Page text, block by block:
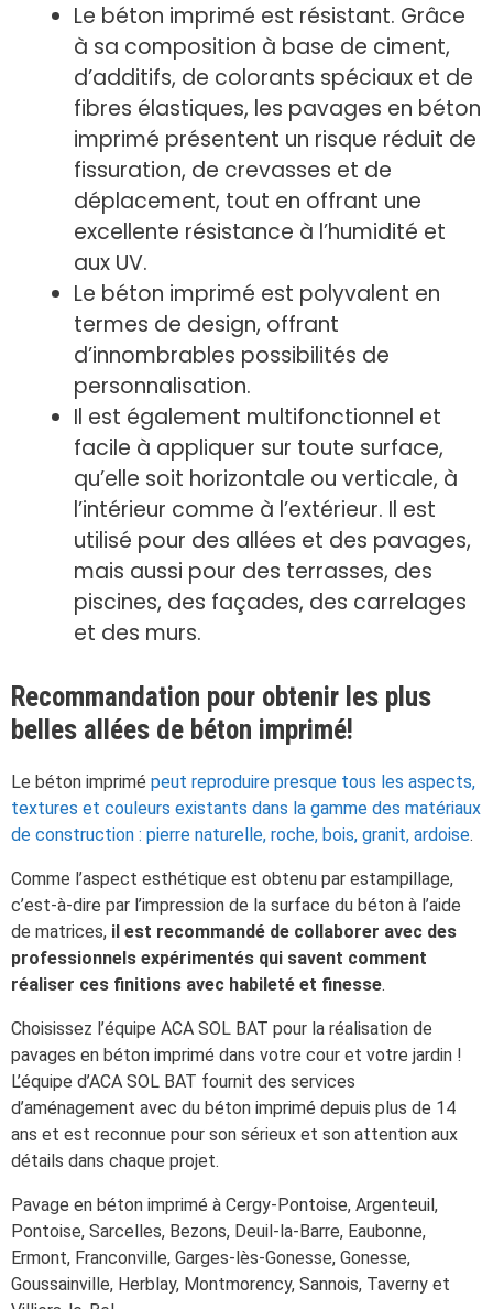
Le béton imprimé est résistant. Grâce
à sa composition à base de ciment,
d’additifs, de colorants spéciaux et de
fibres élastiques, les pavages en béton
imprimé présentent un risque réduit de
fissuration, de crevasses et de
déplacement, tout en offrant une
excellente résistance à l’humidité et
aux UV.
Le béton imprimé est polyvalent en
termes de design, offrant
d’innombrables possibilités de
personnalisation.
Il est également multifonctionnel et
facile à appliquer sur toute surface,
qu’elle soit horizontale ou verticale, à
l’intérieur comme à l’extérieur. Il est
utilisé pour des allées et des pavages,
mais aussi pour des terrasses, des
piscines, des façades, des carrelages
et des murs.
Recommandation pour obtenir les plus
belles allées de béton imprimé!
Le béton imprimé peut reproduire presque tous les aspects,
textures et couleurs existants dans la gamme des matériaux
de construction : pierre naturelle, roche, bois, granit, ardoise.
Comme l’aspect esthétique est obtenu par estampillage,
c’est-à-dire par l’impression de la surface du béton à l’aide
de matrices, il est recommandé de collaborer avec des
professionnels expérimentés qui savent comment
réaliser ces finitions avec habileté et finesse.
Choisissez l’équipe ACA SOL BAT pour la réalisation de
pavages en béton imprimé dans votre cour et votre jardin !
L’équipe d’ACA SOL BAT fournit des services
d’aménagement avec du béton imprimé depuis plus de 14
ans et est reconnue pour son sérieux et son attention aux
détails dans chaque projet.
Pavage en béton imprimé à Cergy-Pontoise, Argenteuil,
Pontoise, Sarcelles, Bezons, Deuil-la-Barre, Eaubonne,
Ermont, Franconville, Garges-lès-Gonesse, Gonesse,
Goussainville, Herblay, Montmorency, Sannois, Taverny et